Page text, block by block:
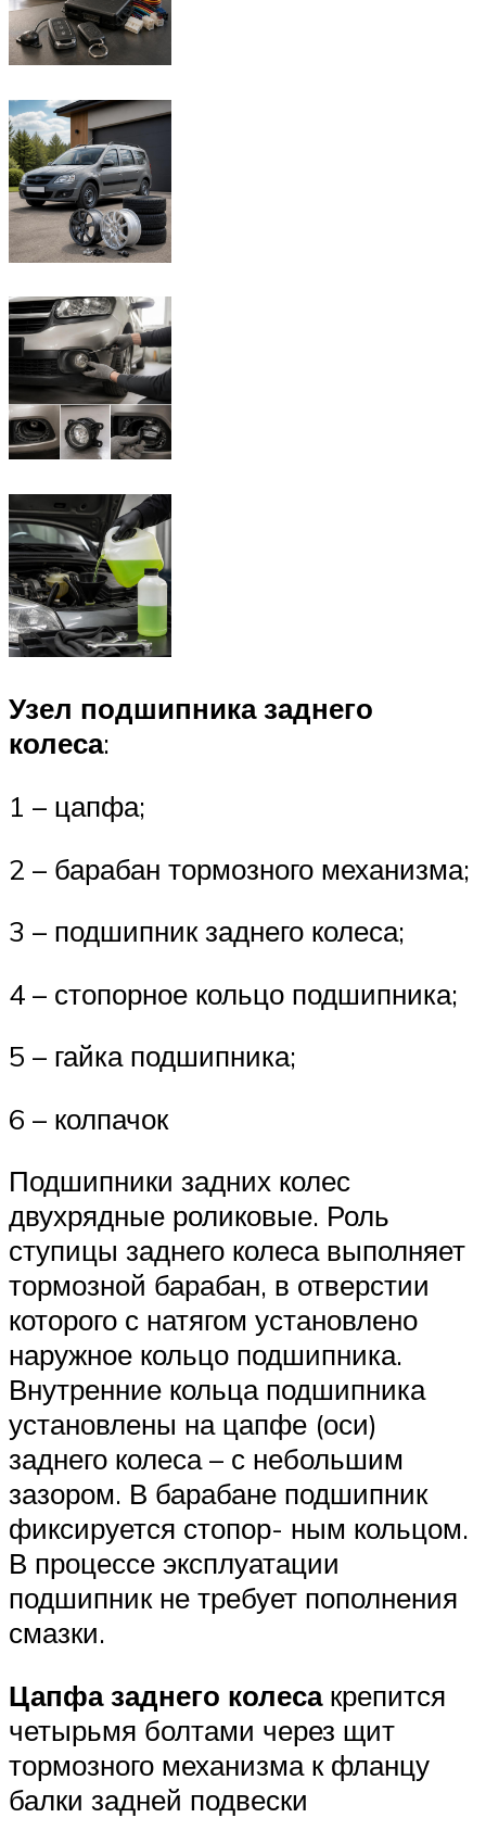
Узел подшипника заднего
колеса:
1 – цапфа;
2 – барабан тормозного механизма;
3 – подшипник заднего колеса;
4 – стопорное кольцо подшипника;
5 – гайка подшипника;
6 – колпачок
Подшипники задних колес
двухрядные роликовые. Роль
ступицы заднего колеса выполняет
тормозной барабан, в отверстии
которого с натягом установлено
наружное кольцо подшипника.
Внутренние кольца подшипника
установлены на цапфе (оси)
заднего колеса – с небольшим
зазором. В барабане подшипник
фиксируется стопор- ным кольцом.
В процессе эксплуатации
подшипник не требует пополнения
смазки.
Цапфа заднего колесакрепится
четырьмя болтами через щит
тормозного механизма к фланцу
балки задней подвески